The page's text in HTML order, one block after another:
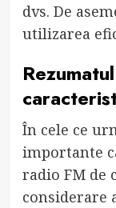
dvs. De
utilizarea
În cele ce
importante
radio FM de
considerare